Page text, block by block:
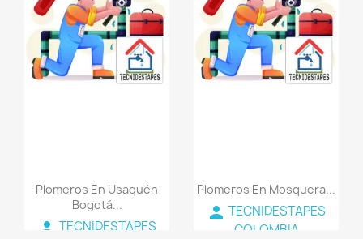
Plomeros En Usaquén
Bogotá...
person TECNIDESTAPES
favorite_border
Plomeros En Mosquera...
person TECNIDESTAPES
COLOMBIA
favorite_border